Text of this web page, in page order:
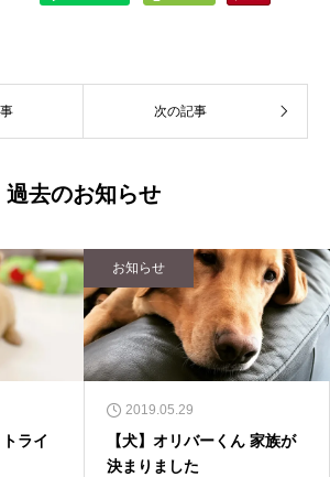
次の記事
過去のお知らせ
ライ
お知らせ
2019.05.29
【犬】オリバーくん 家族が
決まりました